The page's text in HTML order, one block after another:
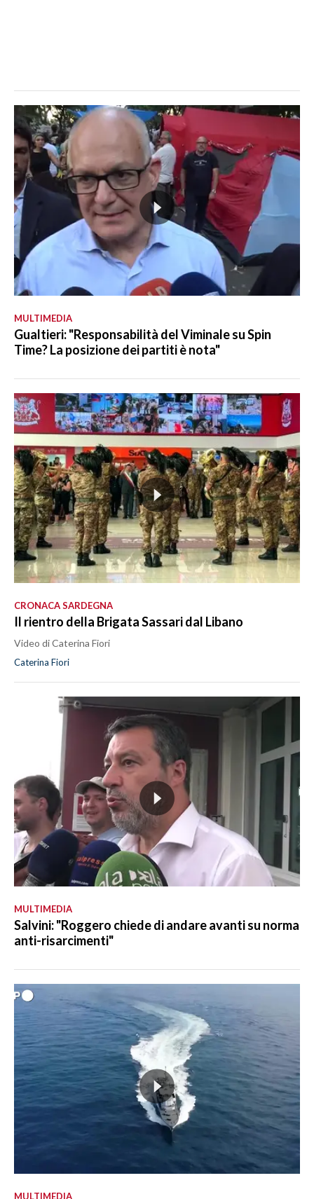
MULTIMEDIA
Gualtieri: "Responsabilità del Viminale su Spin
Time? La posizione dei partiti è nota"
CRONACA SARDEGNA
Il rientro della Brigata Sassari dal Libano
Video di Caterina Fiori
Caterina Fiori
MULTIMEDIA
Salvini: "Roggero chiede di andare avanti su norma
anti-risarcimenti"
MULTIMEDIA